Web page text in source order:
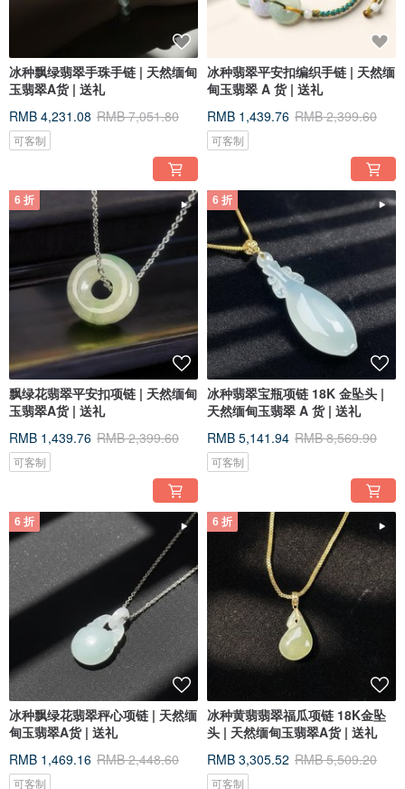
冰种飘绿翡翠手珠手链 | 天然缅甸
玉翡翠A货 | 送礼
RMB 4,231.08 RMB 7,051.80
可客制
冰种翡翠平安扣编织手链 | 天然缅
甸玉翡翠 A 货 | 送礼
RMB 1,439.76 RMB 2,399.60
可客制
6 折
飘绿花翡翠平安扣项链 | 天然缅甸
玉翡翠A货 | 送礼
RMB 1,439.76 RMB 2,399.60
可客制
6 折
冰种翡翠宝瓶项链 18K 金坠头 |
天然缅甸玉翡翠 A 货 | 送礼
RMB 5,141.94 RMB 8,569.90
可客制
6 折
冰种飘绿花翡翠秤心项链 | 天然缅
甸玉翡翠A货 | 送礼
RMB 1,469.16 RMB 2,448.60
可客制
6 折
冰种黄翡翡翠福瓜项链 18K金坠
头 | 天然缅甸玉翡翠A货 | 送礼
RMB 3,305.52 RMB 5,509.20
可客制